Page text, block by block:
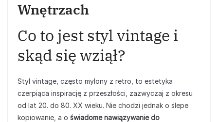
Wnętrzach
Co to jest styl vintage i
skąd się wziął?
Styl vintage, często mylony z retro, to estetyka
czerpiąca inspirację z przeszłości, zazwyczaj z okresu
od lat 20. do 80. XX wieku. Nie chodzi jednak o ślepe
kopiowanie, a o świadome nawiązywanie do